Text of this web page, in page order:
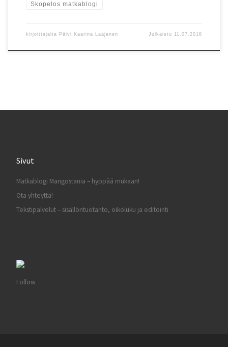
Skopelos matkablogi
kirjoittajalta Päivi Kaarina Laajanen Julkaistu 11.07.2018
Sivut
Matkablogi Mangostania – hyppää mukaan!
Ota yhteyttä!
Tekstipalvelut – sisällöntuotanto, oikoluku ja editointi
Follow